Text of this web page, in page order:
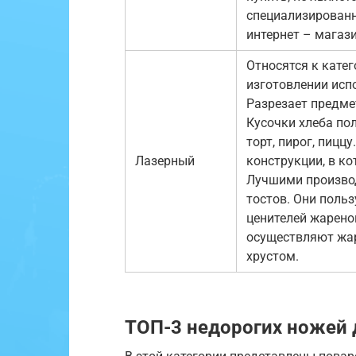
интернет –
Лазерный
Относятся к
изготовлении
Разрезает
Кусочки хлеба
торт, пирог,
конструкции, в
Лучшими
тостов. Они
ценителей
осуществляют
хрустом.
ТОП-3 недорогих ножей